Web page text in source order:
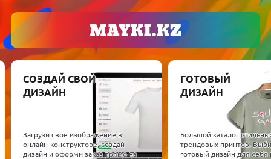
СОЗДАЙ СВОЙ
ДИЗАЙН
Загрузи свое изображение в
онлайн-конструкторе, создай
дизайн и оформи заказ прямо на
ГОТОВЫЙ
ДИЗАЙН
Большой каталог
трендовых принтов.
готовый дизайн для себя